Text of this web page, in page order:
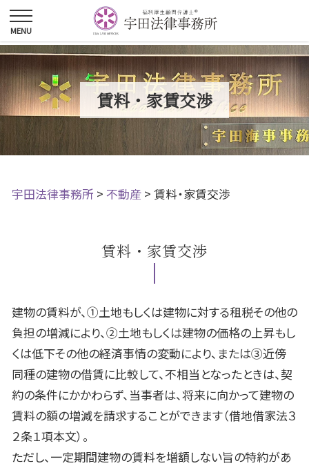
賃料・家賃交渉
宇田法律事務所 > 不動産 > 賃料・家賃交渉
賃料・家賃交渉
建物の賃料が、①土地もしくは建物に対する租税その他の
負担の増減により、②土地もしくは建物の価格の上昇もし
くは低下その他の経済事情の変動により、または③近傍
同種の建物の借賃に比較して、不相当となったときは、契
約の条件にかかわらず、当事者は、将来に向かって建物の
賃料の額の増減を請求することができます（借地借家法３
２条１項本文）。
ただし、一定期間建物の賃料を増額しない旨の特約があ